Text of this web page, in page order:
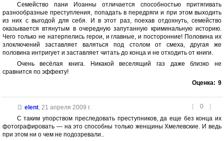
Семейство пани Иоанны отличается способностью притягивать
разнообразные преступления, попадать в передряги и при этом выходить
из них с выгодой для себя. И в этот раз, поехав отдохнуть, семейство
оказывается втянутым в очередную запутанную криминальную историю.
Чего только не натерпелись герои, и главные, и посторонние! Половина их
злоключений заставляет валяться под столом от смеха, другая же
половина интригует и заставляет читать до конца и не отходить от книги.
Очень весёлая книга. Никакой веселящий газ даже близко не
сравнится по эффекту!
Оценка: 9
[ 0 ]
elent, 21 апреля 2009 г.
С таким упорством преследовать преступников, да еще без конца их
фотографировать — на это способны только женщины Хмелевские. И ведь
при этом ни о чем не подозревали..